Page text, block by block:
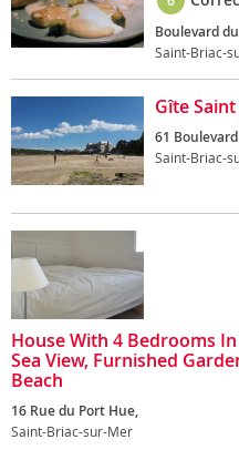
Boulevard
Saint-Briac-
Gîte
61
Saint-Briac-
House With 4 Bedrooms
Sea View, Furnished
Beach
16 Rue du Port Hue,
Saint-Briac-sur-Mer